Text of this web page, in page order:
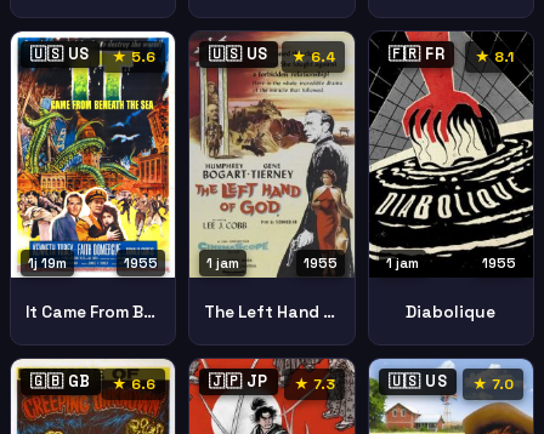
🇺🇸 US ★ 5.6
1955
1j 19m
It Came From Beneath Sea
🇺🇸 US ★ 6.4
1955
1 jam
The Left Hand Of God
🇫🇷 FR ★ 8.1
1955
1 jam
Diabolique
🇬🇧 GB ★ 6.6 🇯🇵 JP ★ 7.3 🇺🇸 US ★ 7.0